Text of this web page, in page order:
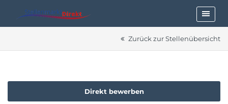
Zurück zur Stellenübersicht
Direkt bewerben